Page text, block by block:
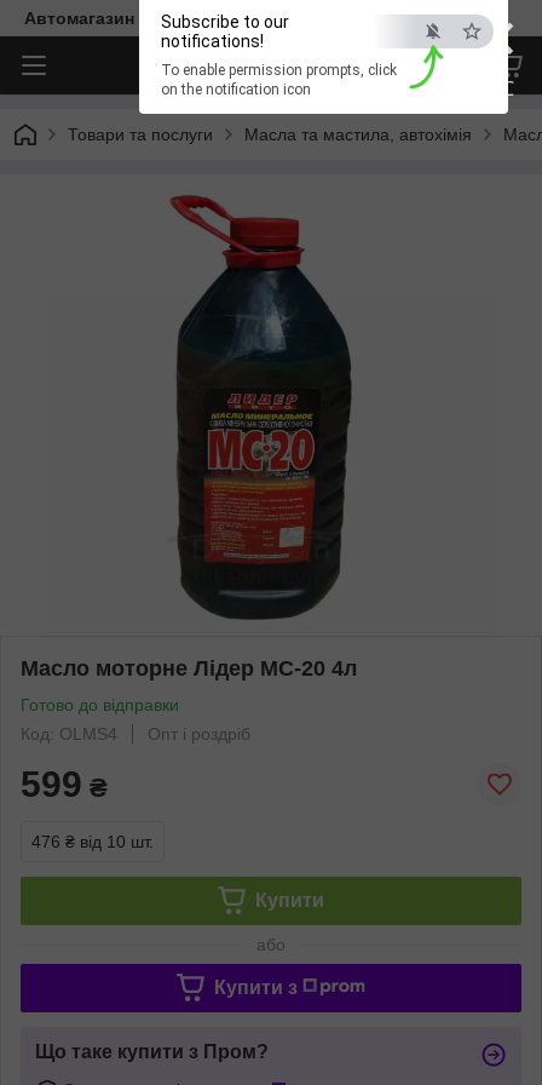
×
ESC
Subscribe to our
notifications!
To enable permission prompts, click
on the notification icon
Автомагазин "Діксон"
Товари та послуги Масла та мастила, автохімія
Масло моторне Лідер МС-20 4л
Готово до відправки
Код: OLMS4
Опт і роздріб
599 ₴
476 ₴ від 10 шт.
Купити
або
Купити з
Що таке купити з Пром?